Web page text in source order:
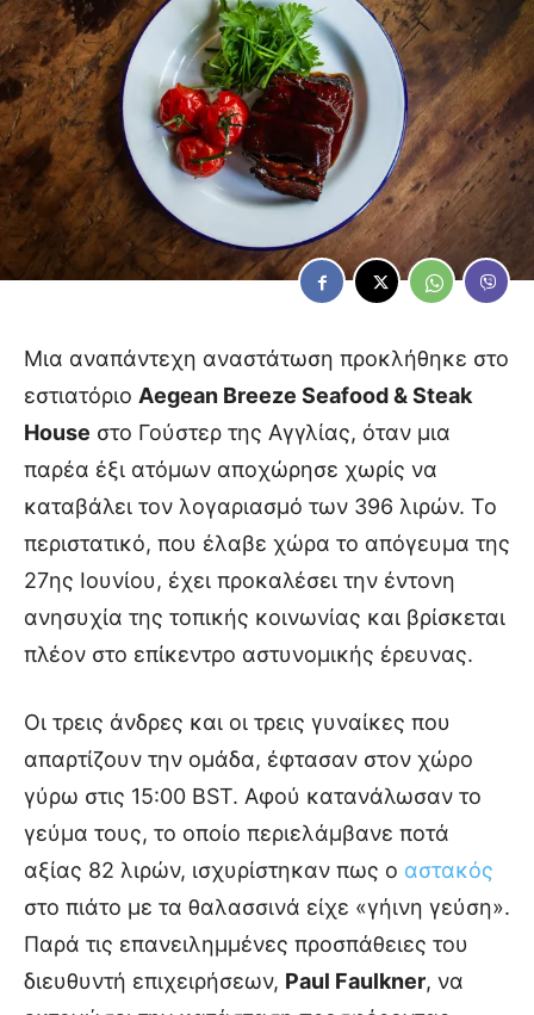
Μια αναπάντεχη αναστάτωση προκλήθηκε στο
εστιατόριο Aegean Breeze Seafood & Steak
House στο Γούστερ της Αγγλίας, όταν μια
παρέα έξι ατόμων αποχώρησε χωρίς να
καταβάλει τον λογαριασμό των 396 λιρών. Το
περιστατικό, που έλαβε χώρα το απόγευμα της
27ης Ιουνίου, έχει προκαλέσει την έντονη
ανησυχία της τοπικής κοινωνίας και βρίσκεται
πλέον στο επίκεντρο αστυνομικής έρευνας.
Οι τρεις άνδρες και οι τρεις γυναίκες που
απαρτίζουν την ομάδα, έφτασαν στον χώρο
γύρω στις 15:00 BST. Αφού κατανάλωσαν το
γεύμα τους, το οποίο περιελάμβανε ποτά
αξίας 82 λιρών, ισχυρίστηκαν πως ο αστακός
στο πιάτο με τα θαλασσινά είχε «γήινη γεύση».
Παρά τις επανειλημμένες προσπάθειες του
διευθυντή επιχειρήσεων, Paul Faulkner, να